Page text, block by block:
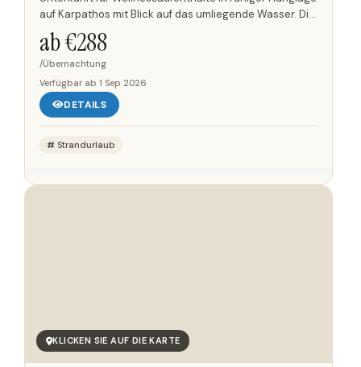
auf Karpathos mit Blick auf das umliegende Wasser. Die
Anlage verbindet Suiten mit Einrichtungen für...
ab €288
/Übernachtung
Verfügbar ab 1 Sep 2026
DETAILS
Strandurlaub
KLICKEN SIE AUF DIE KARTE